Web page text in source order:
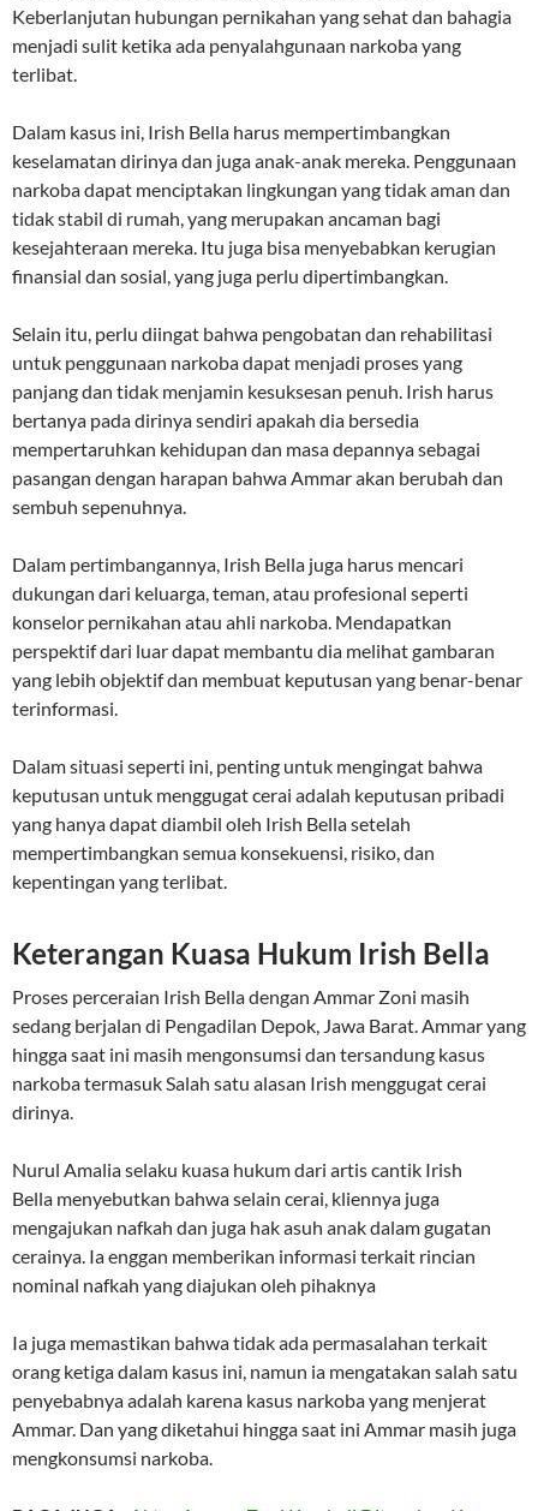
Keberlanjutan hubungan pernikahan yang sehat dan bahagia
menjadi sulit ketika ada penyalahgunaan narkoba yang
terlibat.
Dalam kasus ini, Irish Bella harus mempertimbangkan
keselamatan dirinya dan juga anak-anak mereka. Penggunaan
narkoba dapat menciptakan lingkungan yang tidak aman dan
tidak stabil di rumah, yang merupakan ancaman bagi
kesejahteraan mereka. Itu juga bisa menyebabkan kerugian
finansial dan sosial, yang juga perlu dipertimbangkan.
Selain itu, perlu diingat bahwa pengobatan dan rehabilitasi
untuk penggunaan narkoba dapat menjadi proses yang
panjang dan tidak menjamin kesuksesan penuh. Irish harus
bertanya pada dirinya sendiri apakah dia bersedia
mempertaruhkan kehidupan dan masa depannya sebagai
pasangan dengan harapan bahwa Ammar akan berubah dan
sembuh sepenuhnya.
Dalam pertimbangannya, Irish Bella juga harus mencari
dukungan dari keluarga, teman, atau profesional seperti
konselor pernikahan atau ahli narkoba. Mendapatkan
perspektif dari luar dapat membantu dia melihat gambaran
yang lebih objektif dan membuat keputusan yang benar-benar
terinformasi.
Dalam situasi seperti ini, penting untuk mengingat bahwa
keputusan untuk menggugat cerai adalah keputusan pribadi
yang hanya dapat diambil oleh Irish Bella setelah
mempertimbangkan semua konsekuensi, risiko, dan
kepentingan yang terlibat.
Keterangan Kuasa Hukum Irish Bella
Proses perceraian Irish Bella dengan Ammar Zoni masih
sedang berjalan di Pengadilan Depok, Jawa Barat. Ammar yang
hingga saat ini masih mengonsumsi dan tersandung kasus
narkoba termasuk Salah satu alasan Irish menggugat cerai
dirinya.
Nurul Amalia selaku kuasa hukum dari artis cantik Irish
Bella menyebutkan bahwa selain cerai, kliennya juga
mengajukan nafkah dan juga hak asuh anak dalam gugatan
cerainya. Ia enggan memberikan informasi terkait rincian
nominal nafkah yang diajukan oleh pihaknya
Ia juga memastikan bahwa tidak ada permasalahan terkait
orang ketiga dalam kasus ini, namun ia mengatakan salah satu
penyebabnya adalah karena kasus narkoba yang menjerat
Ammar. Dan yang diketahui hingga saat ini Ammar masih juga
mengkonsumsi narkoba.